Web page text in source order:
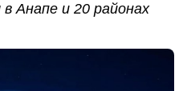
Анапе и 20 районах